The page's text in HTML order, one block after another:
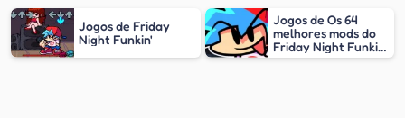
Jogos de Friday
Night Funkin'
Jogos de Os 64
melhores mods do
Friday Night Funkin'
(FNF)